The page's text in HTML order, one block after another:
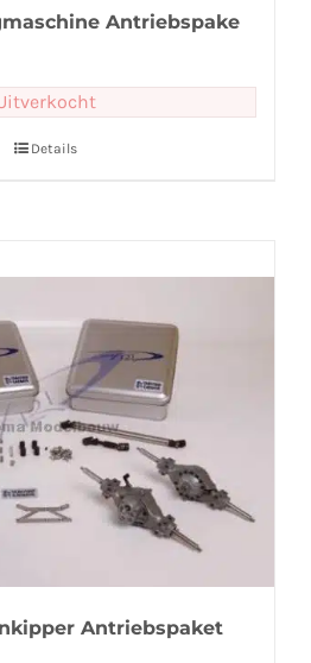
Antriebspake
Details
Antriebspaket